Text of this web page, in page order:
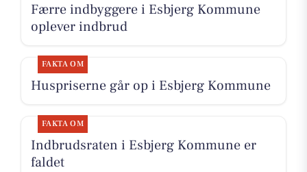
Færre indbyggere i Esbjerg Kommune
oplever indbrud
FAKTA OM
Huspriserne går op i Esbjerg Kommune
FAKTA OM
Indbrudsraten i Esbjerg Kommune er
faldet